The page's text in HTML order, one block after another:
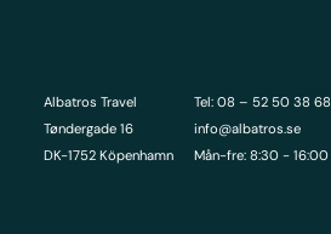
Albatros Travel
Tøndergade 16
DK-1752 Köpenhamn
Tel: 08 – 52 50 38 68
info@albatros.se
Mån-fre: 8:30 - 16:00